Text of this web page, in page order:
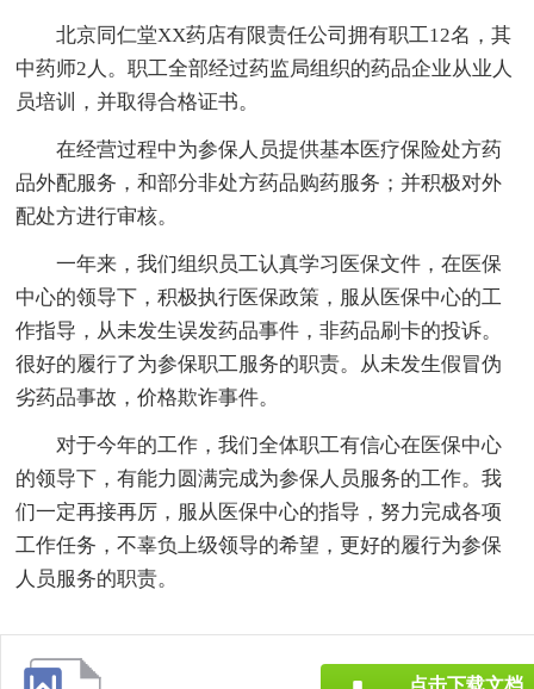
北京同仁堂XX药店有限责任公司拥有职工12名，其
中药师2人。职工全部经过药监局组织的药品企业从业人
员培训，并取得合格证书。
在经营过程中为参保人员提供基本医疗保险处方药
品外配服务，和部分非处方药品购药服务；并积极对外
配处方进行审核。
一年来，我们组织员工认真学习医保文件，在医保
中心的领导下，积极执行医保政策，服从医保中心的工
作指导，从未发生误发药品事件，非药品刷卡的投诉。
很好的履行了为参保职工服务的职责。从未发生假冒伪
劣药品事故，价格欺诈事件。
对于今年的工作，我们全体职工有信心在医保中心
的领导下，有能力圆满完成为参保人员服务的工作。我
们一定再接再厉，服从医保中心的指导，努力完成各项
工作任务，不辜负上级领导的希望，更好的履行为参保
人员服务的职责。
点击下载文档